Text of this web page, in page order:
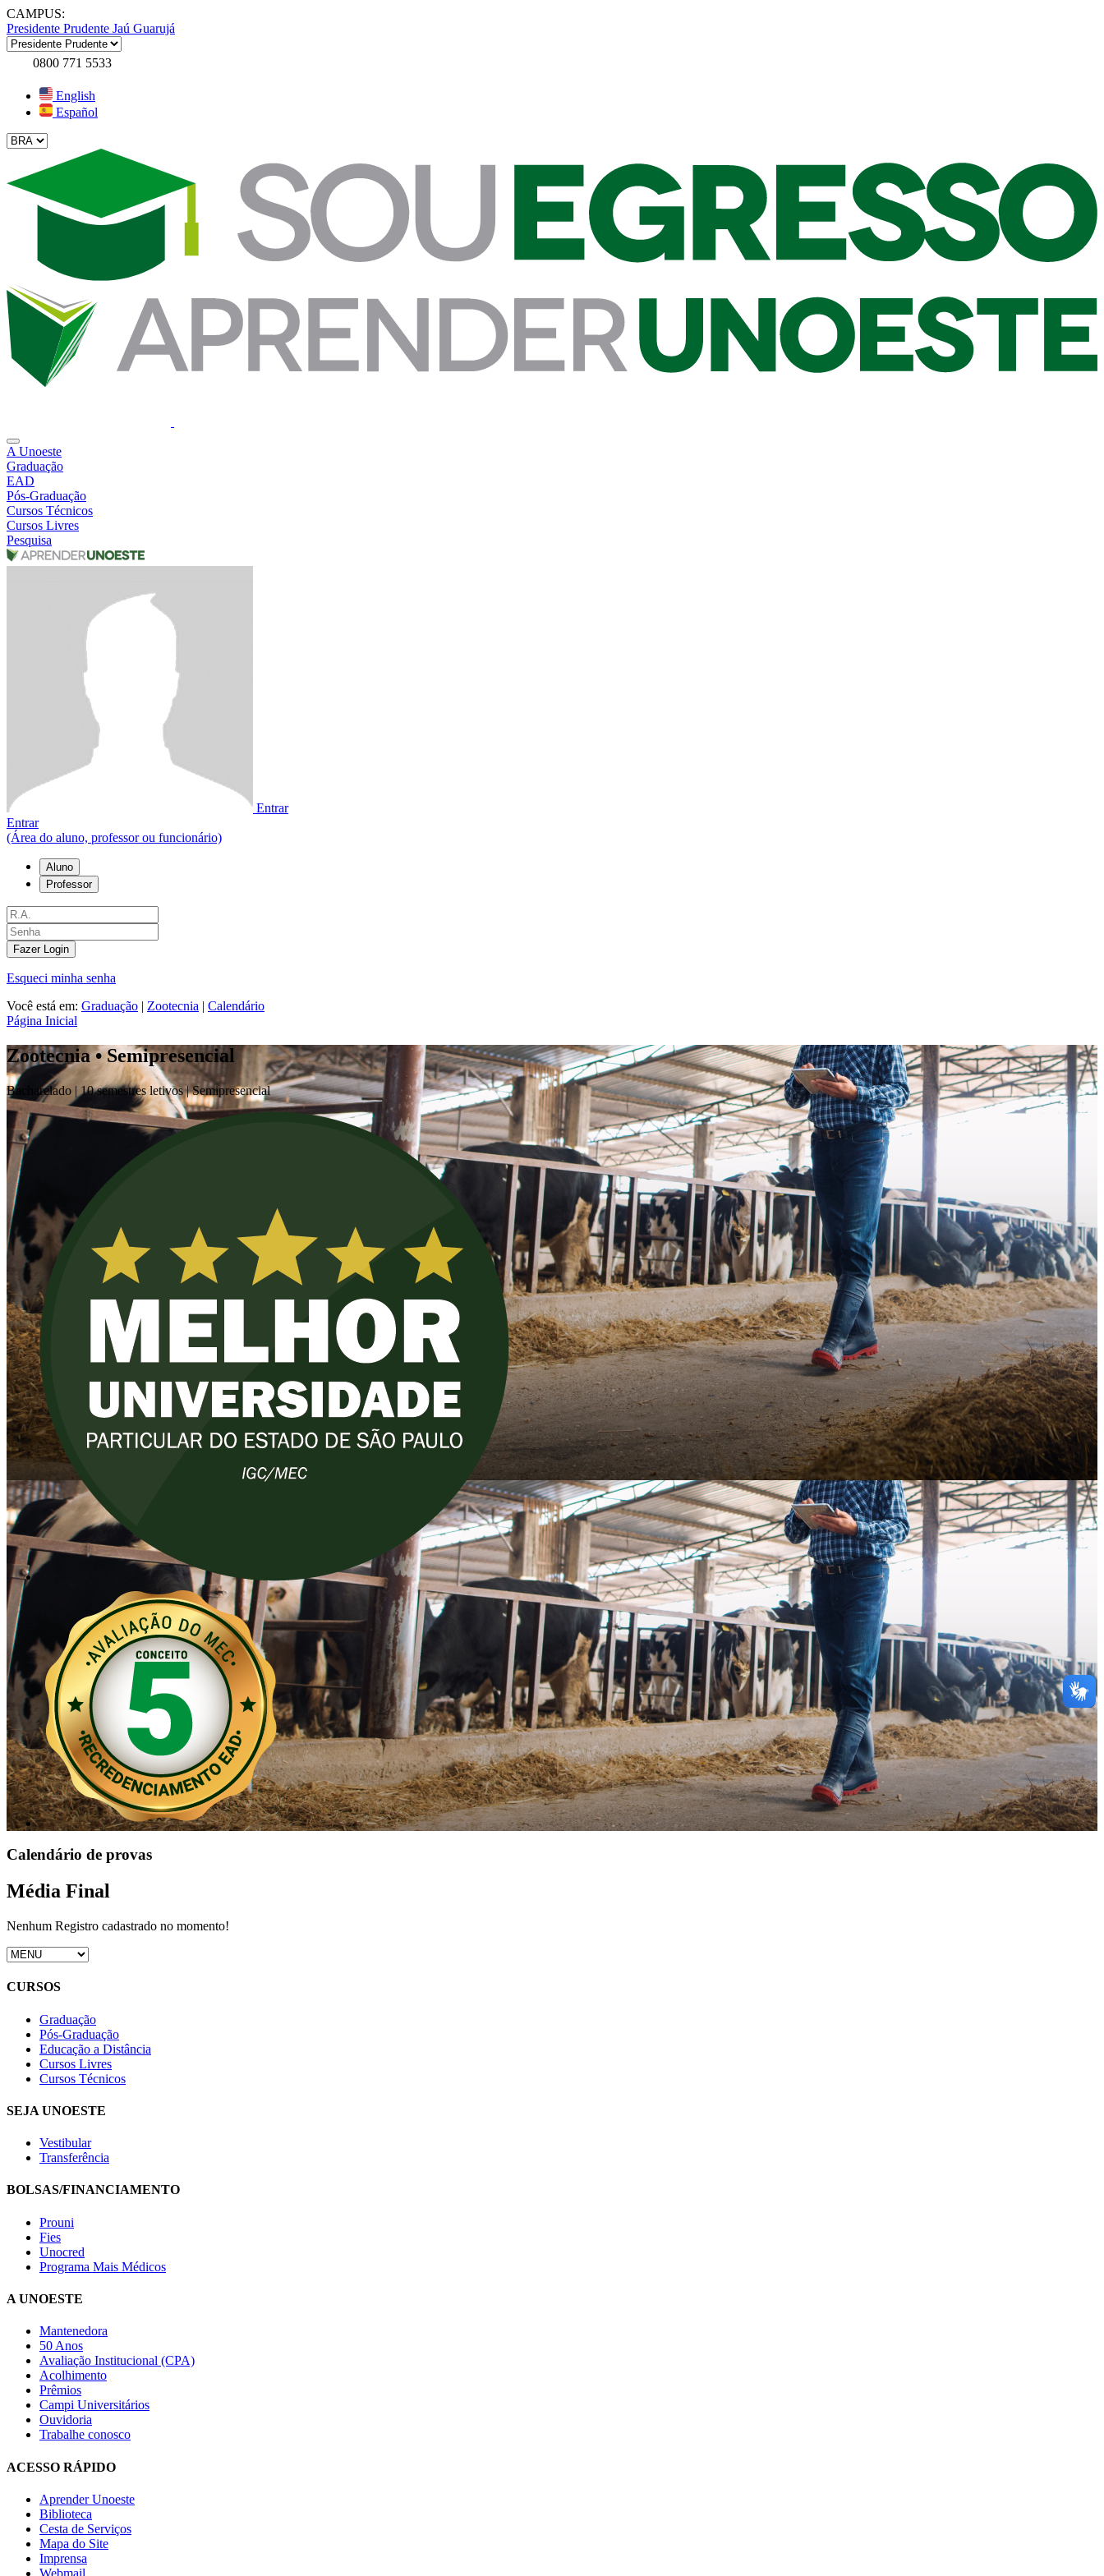
CAMPUS:
Presidente Prudente Jaú Guarujá
0800 771 5533
English
Español
A Unoeste
Graduação
EAD
Pós-Graduação
Cursos Técnicos
Cursos Livres
Pesquisa
Entrar
Entrar
(Área do aluno, professor ou funcionário)
Aluno
Professor
Fazer Login
Esqueci minha senha
Você está em: Graduação | Zootecnia | Calendário
Página Inicial
Zootecnia • Semipresencial
Bacharelado | 10 semestres letivos |Semipresencial
Calendário de provas
Média Final
Nenhum Registro cadastrado no momento!
CURSOS
Graduação
Pós-Graduação
Educação a Distância
Cursos Livres
Cursos Técnicos
SEJA UNOESTE
Vestibular
Transferência
BOLSAS/FINANCIAMENTO
Prouni
Fies
Unocred
Programa Mais Médicos
A UNOESTE
Mantenedora
50 Anos
Avaliação Institucional (CPA)
Acolhimento
Prêmios
Campi Universitários
Ouvidoria
Trabalhe conosco
ACESSO RÁPIDO
Aprender Unoeste
Biblioteca
Cesta de Serviços
Mapa do Site
Imprensa
Webmail